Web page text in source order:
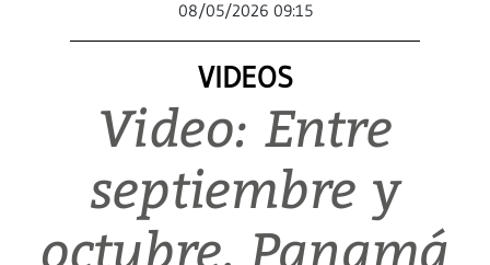
08/05/2026 09:15
VIDEOS
Video: Entre
septiembre y
octubre, Panamá